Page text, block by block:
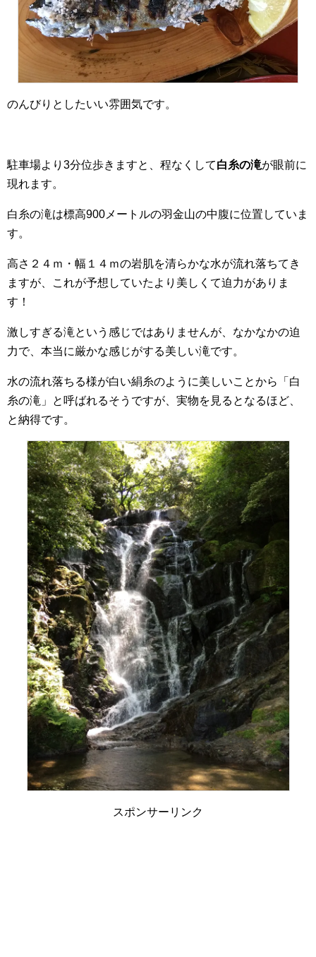
のんびりとしたいい雰囲気です。
駐車場より3分位歩きますと、程なくして白糸の滝が眼前に
現れます。
白糸の滝は標高900メートルの羽金山の中腹に位置していま
す。
高さ２４ｍ・幅１４ｍの岩肌を清らかな水が流れ落ちてき
ますが、これが予想していたより美しくて迫力がありま
す！
激しすぎる滝という感じではありませんが、なかなかの迫
力で、本当に厳かな感じがする美しい滝です。
水の流れ落ちる様が白い絹糸のように美しいことから「白
糸の滝」と呼ばれるそうですが、実物を見るとなるほど、
と納得です。
スポンサーリンク